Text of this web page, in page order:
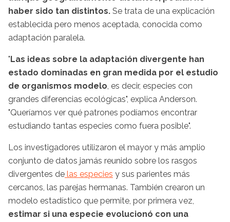
haber sido tan distintos. Se trata de una explicación
establecida pero menos aceptada, conocida como
adaptación paralela.
" Las ideas sobre la adaptación divergente han
estado dominadas en gran medida por el estudio
de organismos modelo, es decir, especies con
grandes diferencias ecológicas", explica Anderson.
"Queríamos ver qué patrones podíamos encontrar
estudiando tantas especies como fuera posible".
Los investigadores utilizaron el mayor y más amplio
conjunto de datos jamás reunido sobre los rasgos
divergentes de las especies y sus parientes más
cercanos, las parejas hermanas. También crearon un
modelo estadístico que permite, por primera vez,
estimar si una especie evolucionó con una